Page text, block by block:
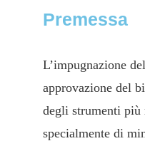
Premessa
L’impugnazione
approvazione del
degli strumenti più
specialmente di